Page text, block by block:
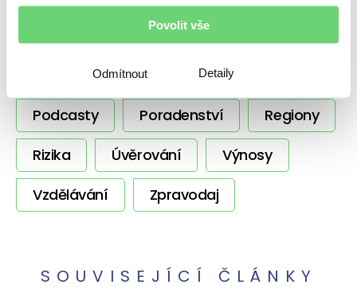
Detaily
Povolit vše
Odmítnout
Nezařazené
Ostatní
Podcasty
Poradenství
Regiony
Rizika
Úvěrování
Výnosy
Vzdělávání
Zpravodaj
SOUVISEJÍCÍ ČLÁNKY